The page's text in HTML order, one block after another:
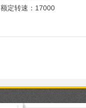
额定转速：17000